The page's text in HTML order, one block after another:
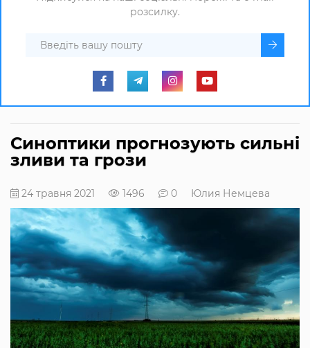
розсилку.
Синоптики прогнозують сильні
зливи та грози
24 травня 2021 1496 0 Юлия Немцева